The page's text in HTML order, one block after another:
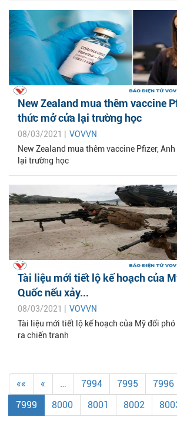
New Zealand mua thêm vaccine
thức mở cửa lại trường học
08/03/2021 | VOVVN
New Zealand mua thêm vaccine Pfizer,
lại trường học
Tài liệu mới tiết lộ kế hoạch của
Quốc nếu xảy...
08/03/2021 | VOVVN
Tài liệu mới tiết lộ kế hoạch của Mỹ đối phó
ra chiến tranh
«« « … 7994 7995 7996
7999
8000 8001 8002